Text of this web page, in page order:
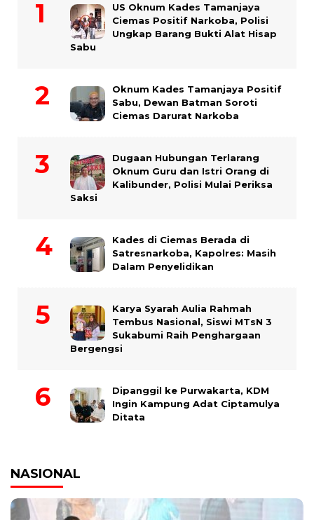
US Oknum Kades Tamanjaya
Ciemas Positif Narkoba, Polisi
Ungkap Barang Bukti Alat Hisap
Sabu
Oknum Kades Tamanjaya Positif
Sabu, Dewan Batman Soroti
Ciemas Darurat Narkoba
Dugaan Hubungan Terlarang
Oknum Guru dan Istri Orang di
Kalibunder, Polisi Mulai Periksa
Saksi
Kades di Ciemas Berada di
Satresnarkoba, Kapolres: Masih
Dalam Penyelidikan
Karya Syarah Aulia Rahmah
Tembus Nasional, Siswi MTsN 3
Sukabumi Raih Penghargaan
Bergengsi
Dipanggil ke Purwakarta, KDM
Ingin Kampung Adat Ciptamulya
Ditata
NASIONAL